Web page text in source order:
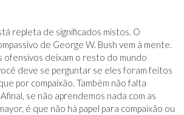
repleta de significados mistos. O
de George W. Bush vem à mente.
ofensivos deixam o resto do mundo
deve se perguntar se eles foram feitos
por compaixão. Também não falta
se não aprendemos nada com as
é que não há papel para compaixão ou